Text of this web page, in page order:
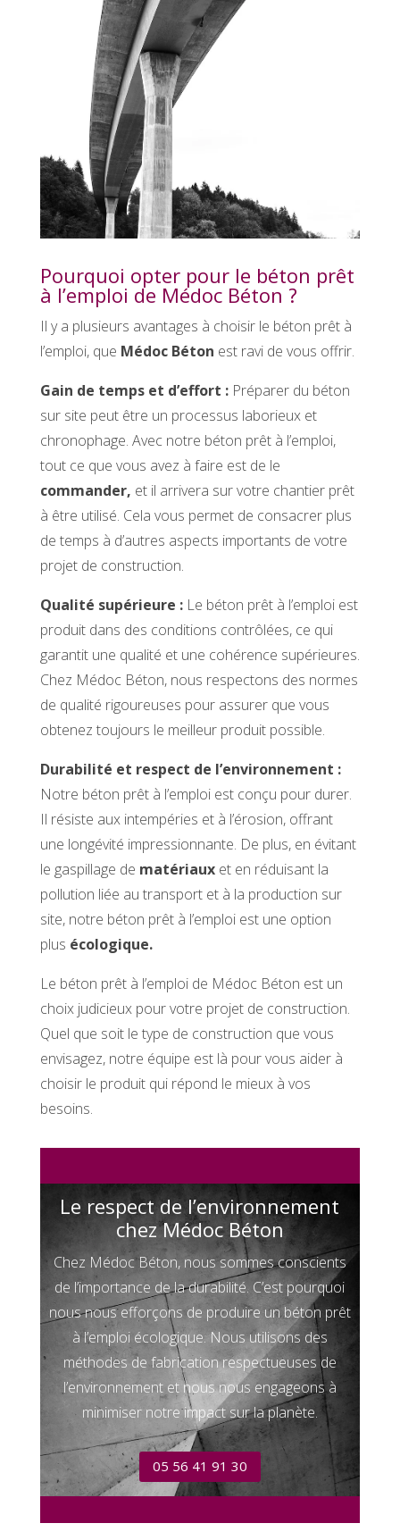
Pourquoi opter pour le béton prêt
à l’emploi de Médoc Béton ?
Il y a plusieurs avantages à choisir le béton prêt à
l’emploi, que Médoc Béton est ravi de vous offrir.
Gain de temps et d’effort :Préparer du béton
sur site peut être un processus laborieux et
chronophage. Avec notre béton prêt à l’emploi,
tout ce que vous avez à faire est de le
commander, et il arrivera sur votre chantier prêt
à être utilisé. Cela vous permet de consacrer plus
de temps à d’autres aspects importants de votre
projet de construction.
Qualité supérieure :Le béton prêt à l’emploi est
produit dans des conditions contrôlées, ce qui
garantit une qualité et une cohérence supérieures.
Chez Médoc Béton, nous respectons des normes
de qualité rigoureuses pour assurer que vous
obtenez toujours le meilleur produit possible.
Durabilité et respect de l’environnement :
Notre béton prêt à l’emploi est conçu pour durer.
Il résiste aux intempéries et à l’érosion, offrant
une longévité impressionnante. De plus, en évitant
le gaspillage de matériauxet en réduisant la
pollution liée au transport et à la production sur
site, notre béton prêt à l’emploi est une option
plus écologique.
Le béton prêt à l’emploi de Médoc Béton est un
choix judicieux pour votre projet de construction.
Quel que soit le type de construction que vous
envisagez, notre équipe est là pour vous aider à
choisir le produit qui répond le mieux à vos
besoins.
Le respect de l’environnement
chez Médoc Béton
Chez Médoc Béton, nous sommes conscients
de l’importance de la durabilité. C’est pourquoi
nous nous efforçons de produire un béton prêt
à l’emploi écologique. Nous utilisons des
méthodes de fabrication respectueuses de
l’environnement et nous nous engageons à
minimiser notre impact sur la planète.
05 56 41 91 30